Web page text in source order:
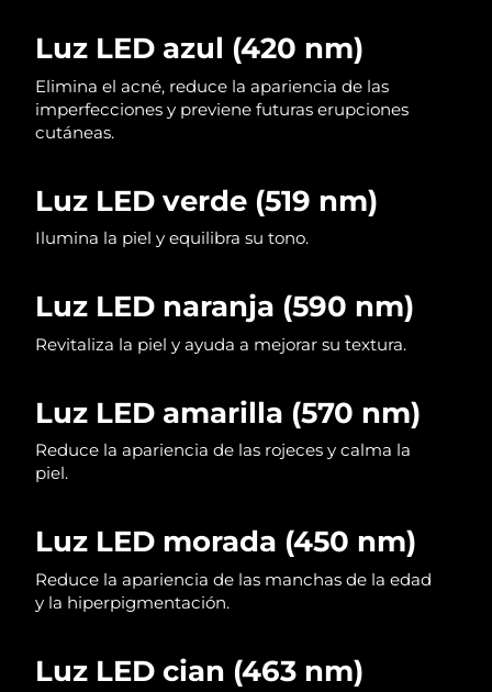
Luz LED azul (420 nm)
Elimina el acné, reduce la apariencia de las
imperfecciones y previene futuras erupciones
cutáneas.
Luz LED verde (519 nm)
Ilumina la piel y equilibra su tono.
Luz LED naranja (590 nm)
Revitaliza la piel y ayuda a mejorar su textura.
Luz LED amarilla (570 nm)
Reduce la apariencia de las rojeces y calma la
piel.
Luz LED morada (450 nm)
Reduce la apariencia de las manchas de la edad
y la hiperpigmentación.
Luz LED cian (463 nm)